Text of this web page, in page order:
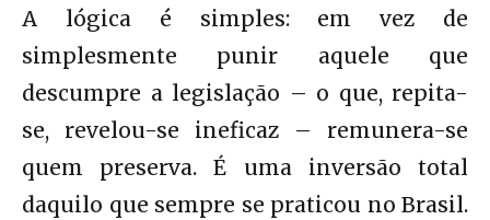
A lógica é simples: em vez de
simplesmente punir aquele que
descumpre a legislação – o que, repita-
se, revelou-se ineficaz – remunera-se
quem preserva. É uma inversão total
daquilo que sempre se praticou no Brasil.